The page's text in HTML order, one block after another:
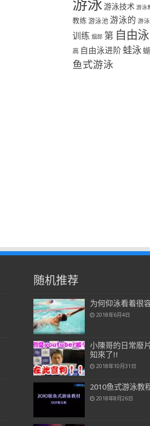
游泳游泳技术 游泳
教练 游泳池 游泳的 游
训练 烟郎 第 自由泳
高 自由泳进阶 蛙泳
鱼式游泳
随机推荐
为何仰泳看着很
2018年6月4日
小陳哥的日常廢
知來了!!
2018年10月31日
2010鱼式游泳教
2018年8月26日